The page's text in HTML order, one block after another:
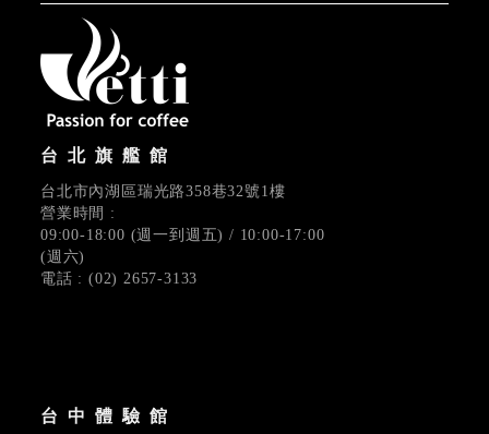
台北旗艦館
台北市內湖區瑞光路358巷32號1樓
營業時間 :
09:00-18:00 (週一到週五) / 10:00-17:00
(週六)
電話 : (02) 2657-3133
台中體驗館